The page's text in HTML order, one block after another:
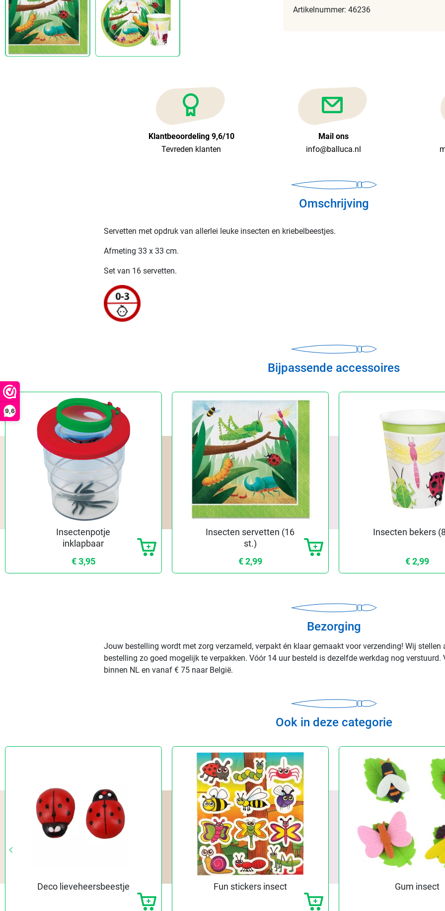
9,6
Artikelnummer: 46236
Klantbeoordeling 9,6/10
Tevreden klanten
Mail ons
info@balluca.nl
Omschrijving
Servetten met opdruk van allerlei leuke insecten en kriebelbeestjes.
Afmeting 33 x 33 cm.
Set van 16 servetten.
Bijpassende accessoires
Vorige
keyboard_arrow_left
Insectenpotje
inklapbaar
€ 3,95
Insecten servetten (16
st.)
€ 2,99
Insecten bekers
€ 2,99
Bezorging
Jouw bestelling wordt met zorg verzameld, verpakt én klaar gemaakt voor verzending! Wij
bestelling zo goed mogelijk te verpakken. Vóór 14 uur besteld is dezelfde werkdag nog
binnen NL en vanaf € 75 naar België.
Ook in deze categorie
Vorige
keyboard_arrow_left
Deco lieveheersbeestje Fun stickers insect Gum insect